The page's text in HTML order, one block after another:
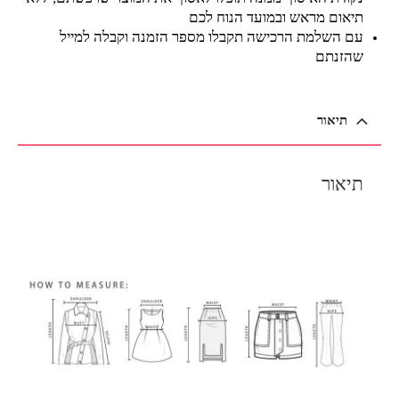
תיאום מראש ובמועד הנוח לכם
עם השלמת הרכישה תקבלו מספר הזמנה וקבלה למייל
שהזנתם
תיאור
תיאור